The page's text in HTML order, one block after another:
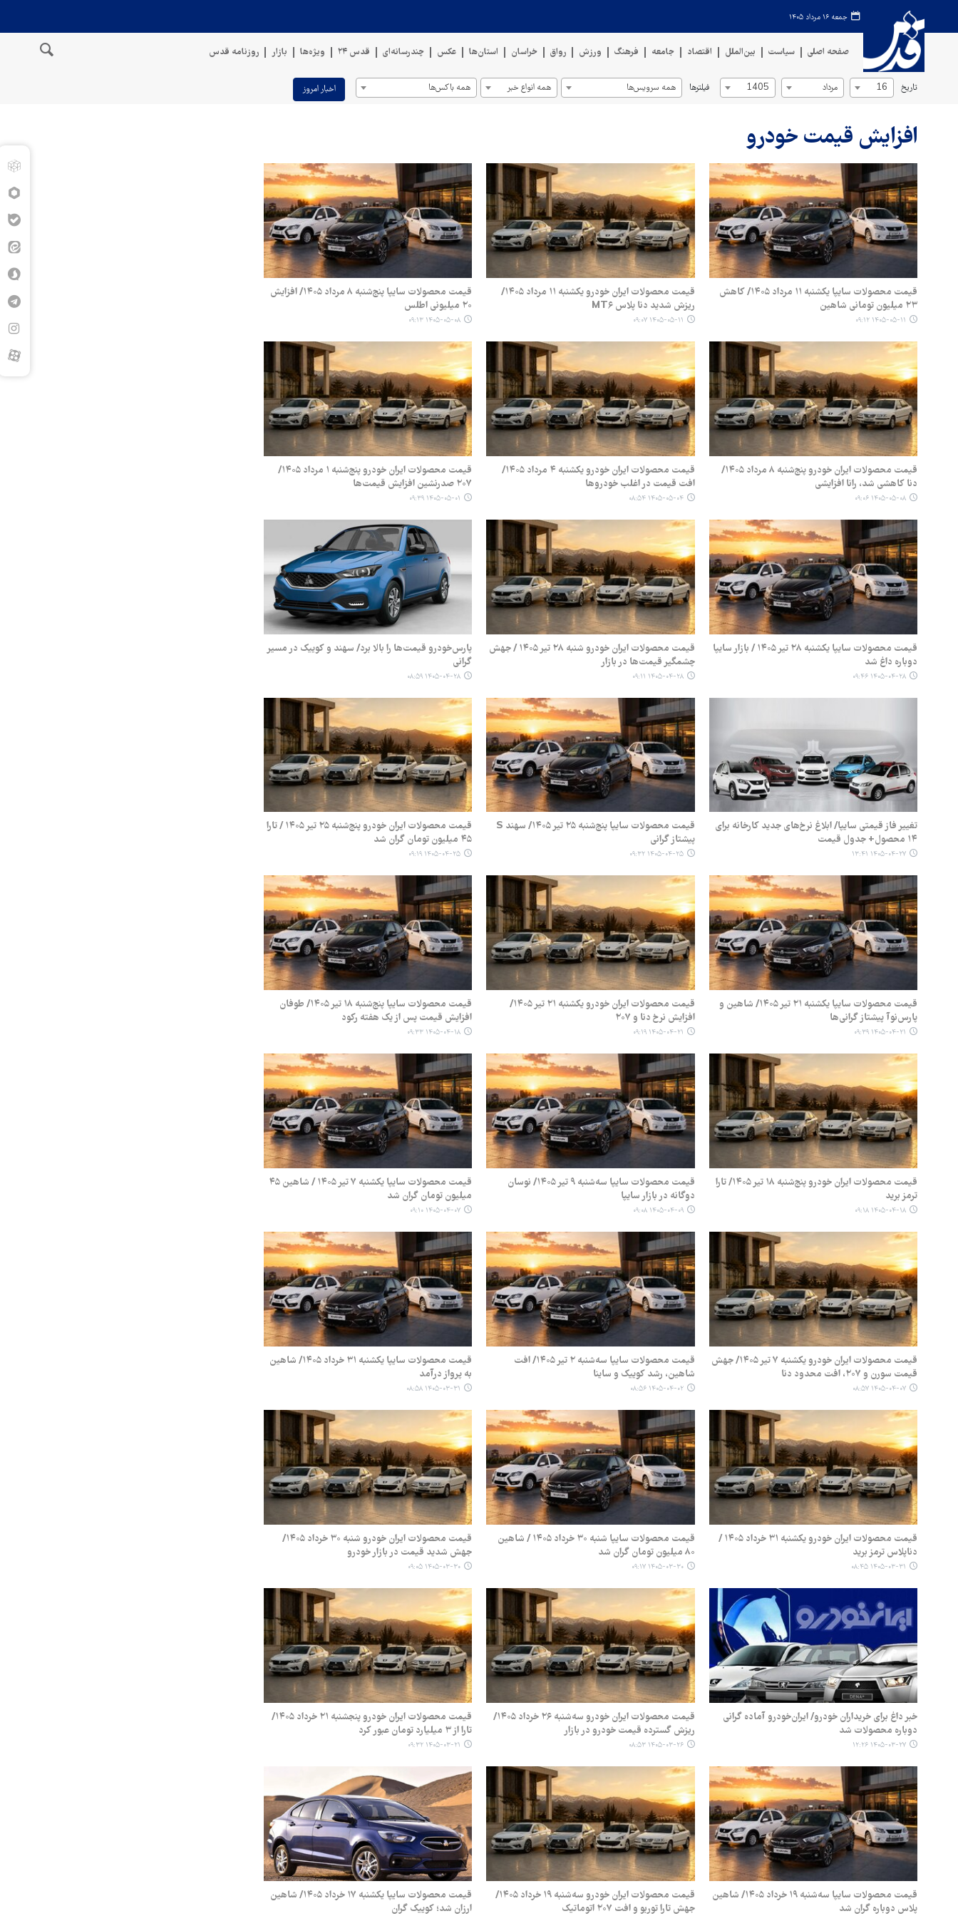
جمعه ۱۶ مرداد ۱۴۰۵
صفحه اصلی سیاست بین‌الملل اقتصاد جامعه فرهنگ ورزش رواق خراسان استان‌ها عکس چندرسانه‌ای قدس ۲۴ ویژه‌ها بازار روزنامه قدس
تاریخ 16 مرداد 1405 فیلترها همه سرویس‌ها همه انواع خبر همه باکس‌ها اخبار امروز
افزایش قیمت خودرو
قیمت محصولات سایپا یکشنبه ۱۱ مرداد ۱۴۰۵/ کاهش
۲۳ میلیون تومانی شاهین
۱۴۰۵-۰۵-۱۱ ۰۹:۱۲
قیمت محصولات ایران خودرو یکشنبه ۱۱ مرداد ۱۴۰۵/
ریزش شدید دنا پلاس MT۶
۱۴۰۵-۰۵-۱۱ ۰۹:۰۷
قیمت محصولات سایپا پنج‌شنبه ۸ مرداد ۱۴۰۵/ افزایش
۲۰ میلیونی اطلس
۱۴۰۵-۰۵-۰۸ ۰۹:۱۳
قیمت محصولات ایران خودرو پنج‌شنبه ۸ مرداد ۱۴۰۵/
دنا کاهشی شد، رانا افزایشی
۱۴۰۵-۰۵-۰۸ ۰۹:۰۶
قیمت محصولات ایران خودرو یکشنبه ۴ مرداد ۱۴۰۵/
افت قیمت در اغلب خودروها
۱۴۰۵-۰۵-۰۴ ۰۸:۵۴
قیمت محصولات ایران خودرو پنج‌شنبه ۱ مرداد ۱۴۰۵/
۲۰۷ صدرنشین افزایش قیمت‌ها
۱۴۰۵-۰۵-۰۱ ۰۹:۳۹
قیمت محصولات سایپا یکشنبه ۲۸ تیر ۱۴۰۵ / بازار سایپا
دوباره داغ شد
۱۴۰۵-۰۴-۲۸ ۰۹:۴۶
قیمت محصولات ایران خودرو شنبه ۲۸ تیر ۱۴۰۵ / جهش
چشمگیر قیمت‌ها در بازار
۱۴۰۵-۰۴-۲۸ ۰۹:۱۱
پارس‌خودرو قیمت‌ها را بالا برد/ سهند و کوییک در مسیر
گرانی
۱۴۰۵-۰۴-۲۸ ۰۸:۵۹
تغییر فاز قیمتی سایپا/ ابلاغ نرخ‌های جدید کارخانه برای
۱۴ محصول+ جدول قیمت
۱۴۰۵-۰۴-۲۷ ۱۳:۴۱
قیمت محصولات سایپا پنج‌شنبه ۲۵ تیر ۱۴۰۵/ سهند S
پیشتاز گرانی
۱۴۰۵-۰۴-۲۵ ۰۹:۳۲
قیمت محصولات ایران خودرو پنج‌شنبه ۲۵ تیر ۱۴۰۵ / تارا
۴۵ میلیون تومان گران شد
۱۴۰۵-۰۴-۲۵ ۰۹:۱۹
قیمت محصولات سایپا یکشنبه ۲۱ تیر ۱۴۰۵/ شاهین و
پارس‌نوآ پیشتاز گرانی‌ها
۱۴۰۵-۰۴-۲۱ ۰۹:۳۹
قیمت محصولات ایران خودرو یکشنبه ۲۱ تیر ۱۴۰۵/
افزایش نرخ دنا و ۲۰۷
۱۴۰۵-۰۴-۲۱ ۰۹:۱۹
قیمت محصولات سایپا پنج‌شنبه ۱۸ تیر ۱۴۰۵/ طوفان
افزایش قیمت پس از یک هفته رکود
۱۴۰۵-۰۴-۱۸ ۰۹:۳۳
قیمت محصولات ایران خودرو پنج‌شنبه ۱۸ تیر ۱۴۰۵/ تارا
ترمز برید
۱۴۰۵-۰۴-۱۸ ۰۹:۱۸
قیمت محصولات سایپا سه‌شنبه ۹ تیر ۱۴۰۵/ نوسان
دوگانه در بازار سایپا
۱۴۰۵-۰۴-۰۹ ۰۹:۰۸
قیمت محصولات سایپا یکشنبه ۷ تیر ۱۴۰۵ / شاهین ۴۵
میلیون تومان گران شد
۱۴۰۵-۰۴-۰۷ ۰۹:۱۰
قیمت محصولات ایران‌ خودرو یکشنبه ۷ تیر ۱۴۰۵/ جهش
قیمت سورن و ۲۰۷، افت محدود دنا
۱۴۰۵-۰۴-۰۷ ۰۸:۵۷
قیمت محصولات سایپا سه‌شنبه ۲ تیر ۱۴۰۵/ افت
شاهین، رشد کوییک و ساینا
۱۴۰۵-۰۴-۰۲ ۰۸:۵۶
قیمت محصولات سایپا یکشنبه ۳۱ خرداد ۱۴۰۵/ شاهین
به پرواز درآمد
۱۴۰۵-۰۳-۳۱ ۰۸:۵۸
قیمت محصولات ایران خودرو یکشنبه ۳۱ خرداد ۱۴۰۵ /
دناپلاس ترمز برید
۱۴۰۵-۰۳-۳۱ ۰۸:۴۵
قیمت محصولات سایپا شنبه ۳۰ خرداد ۱۴۰۵ / شاهین
۸۰ میلیون تومان گران شد
۱۴۰۵-۰۳-۳۰ ۰۹:۱۷
قیمت محصولات ایران خودرو شنبه ۳۰ خرداد ۱۴۰۵/
جهش شدید قیمت در بازار خودرو
۱۴۰۵-۰۳-۳۰ ۰۹:۰۵
خبر داغ برای خریداران خودرو/ ایران‌خودرو آماده گرانی
دوباره محصولات شد
۱۴۰۵-۰۳-۲۷ ۱۲:۲۶
قیمت محصولات ایران خودرو سه‌شنبه ۲۶ خرداد ۱۴۰۵/
ریزش گسترده قیمت خودرو در بازار
۱۴۰۵-۰۳-۲۶ ۰۸:۵۳
قیمت محصولات ایران خودرو پنجشنبه ۲۱ خرداد ۱۴۰۵/
تارا از ۳ میلیارد تومان عبور کرد
۱۴۰۵-۰۳-۲۱ ۰۹:۳۲
قیمت محصولات سایپا سه‌شنبه ۱۹ خرداد ۱۴۰۵/ شاهین
پلاس دوباره گران شد
قیمت محصولات ایران خودرو سه‌شنبه ۱۹ خرداد ۱۴۰۵/
جهش تارا توربو و افت ۲۰۷ اتوماتیک
قیمت محصولات سایپا یکشنبه ۱۷ خرداد ۱۴۰۵/ شاهین
ارزان شد؛ کوییک گران